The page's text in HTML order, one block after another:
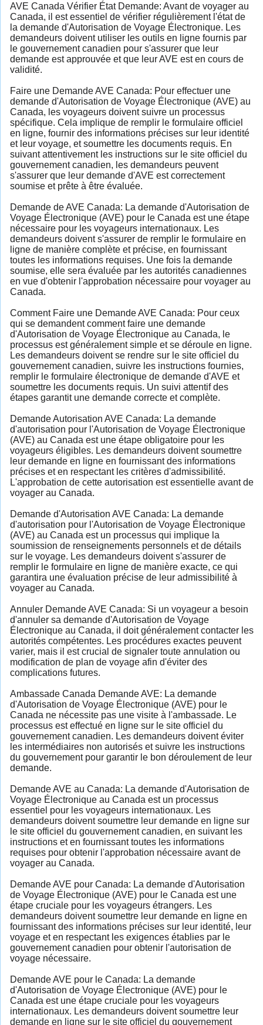
AVE Canada Vérifier État Demande: Avant de voyager au
Canada, il est essentiel de vérifier régulièrement l'état de
la demande d'Autorisation de Voyage Électronique. Les
demandeurs doivent utiliser les outils en ligne fournis par
le gouvernement canadien pour s'assurer que leur
demande est approuvée et que leur AVE est en cours de
validité.
Faire une Demande AVE Canada: Pour effectuer une
demande d'Autorisation de Voyage Électronique (AVE) au
Canada, les voyageurs doivent suivre un processus
spécifique. Cela implique de remplir le formulaire officiel
en ligne, fournir des informations précises sur leur identité
et leur voyage, et soumettre les documents requis. En
suivant attentivement les instructions sur le site officiel du
gouvernement canadien, les demandeurs peuvent
s'assurer que leur demande d'AVE est correctement
soumise et prête à être évaluée.
Demande de AVE Canada: La demande d'Autorisation de
Voyage Électronique (AVE) pour le Canada est une étape
nécessaire pour les voyageurs internationaux. Les
demandeurs doivent s'assurer de remplir le formulaire en
ligne de manière complète et précise, en fournissant
toutes les informations requises. Une fois la demande
soumise, elle sera évaluée par les autorités canadiennes
en vue d'obtenir l'approbation nécessaire pour voyager au
Canada.
Comment Faire une Demande AVE Canada: Pour ceux
qui se demandent comment faire une demande
d'Autorisation de Voyage Électronique au Canada, le
processus est généralement simple et se déroule en ligne.
Les demandeurs doivent se rendre sur le site officiel du
gouvernement canadien, suivre les instructions fournies,
remplir le formulaire électronique de demande d'AVE et
soumettre les documents requis. Un suivi attentif des
étapes garantit une demande correcte et complète.
Demande Autorisation AVE Canada: La demande
d'autorisation pour l'Autorisation de Voyage Électronique
(AVE) au Canada est une étape obligatoire pour les
voyageurs éligibles. Les demandeurs doivent soumettre
leur demande en ligne en fournissant des informations
précises et en respectant les critères d'admissibilité.
L'approbation de cette autorisation est essentielle avant de
voyager au Canada.
Demande d'Autorisation AVE Canada: La demande
d'autorisation pour l'Autorisation de Voyage Électronique
(AVE) au Canada est un processus qui implique la
soumission de renseignements personnels et de détails
sur le voyage. Les demandeurs doivent s'assurer de
remplir le formulaire en ligne de manière exacte, ce qui
garantira une évaluation précise de leur admissibilité à
voyager au Canada.
Annuler Demande AVE Canada: Si un voyageur a besoin
d'annuler sa demande d'Autorisation de Voyage
Électronique au Canada, il doit généralement contacter les
autorités compétentes. Les procédures exactes peuvent
varier, mais il est crucial de signaler toute annulation ou
modification de plan de voyage afin d'éviter des
complications futures.
Ambassade Canada Demande AVE: La demande
d'Autorisation de Voyage Électronique (AVE) pour le
Canada ne nécessite pas une visite à l'ambassade. Le
processus est effectué en ligne sur le site officiel du
gouvernement canadien. Les demandeurs doivent éviter
les intermédiaires non autorisés et suivre les instructions
du gouvernement pour garantir le bon déroulement de leur
demande.
Demande AVE au Canada: La demande d'Autorisation de
Voyage Électronique au Canada est un processus
essentiel pour les voyageurs internationaux. Les
demandeurs doivent soumettre leur demande en ligne sur
le site officiel du gouvernement canadien, en suivant les
instructions et en fournissant toutes les informations
requises pour obtenir l'approbation nécessaire avant de
voyager au Canada.
Demande AVE pour Canada: La demande d'Autorisation
de Voyage Électronique (AVE) pour le Canada est une
étape cruciale pour les voyageurs étrangers. Les
demandeurs doivent soumettre leur demande en ligne en
fournissant des informations précises sur leur identité, leur
voyage et en respectant les exigences établies par le
gouvernement canadien pour obtenir l'autorisation de
voyage nécessaire.
Demande AVE pour le Canada: La demande
d'Autorisation de Voyage Électronique (AVE) pour le
Canada est une étape cruciale pour les voyageurs
internationaux. Les demandeurs doivent soumettre leur
demande en ligne sur le site officiel du gouvernement